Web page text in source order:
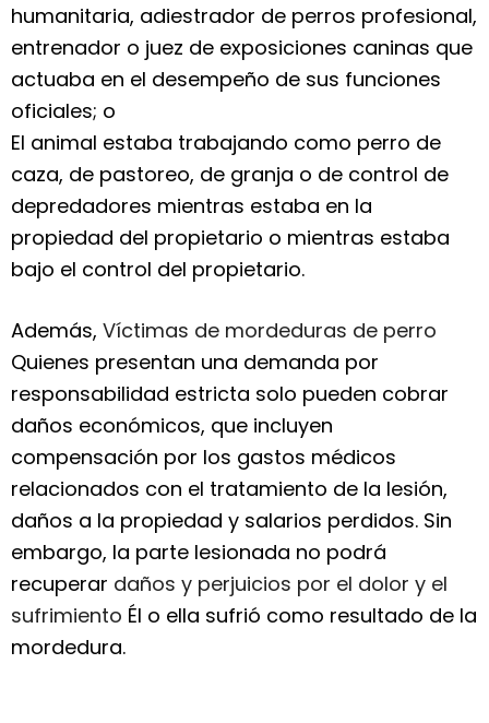
humanitaria, adiestrador de perros profesional,
entrenador o juez de exposiciones caninas que
actuaba en el desempeño de sus funciones
oficiales; o
El animal estaba trabajando como perro de
caza, de pastoreo, de granja o de control de
depredadores mientras estaba en la
propiedad del propietario o mientras estaba
bajo el control del propietario.
Además, Víctimas de mordeduras de perro
Quienes presentan una demanda por
responsabilidad estricta solo pueden cobrar
daños económicos, que incluyen
compensación por los gastos médicos
relacionados con el tratamiento de la lesión,
daños a la propiedad y salarios perdidos. Sin
embargo, la parte lesionada no podrá
recuperar daños y perjuicios por el dolor y el
sufrimiento Él o ella sufrió como resultado de la
mordedura.